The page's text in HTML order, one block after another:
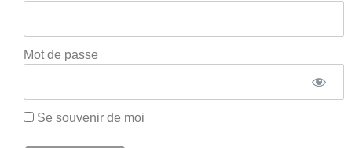
Mot de passe
Se souvenir de moi